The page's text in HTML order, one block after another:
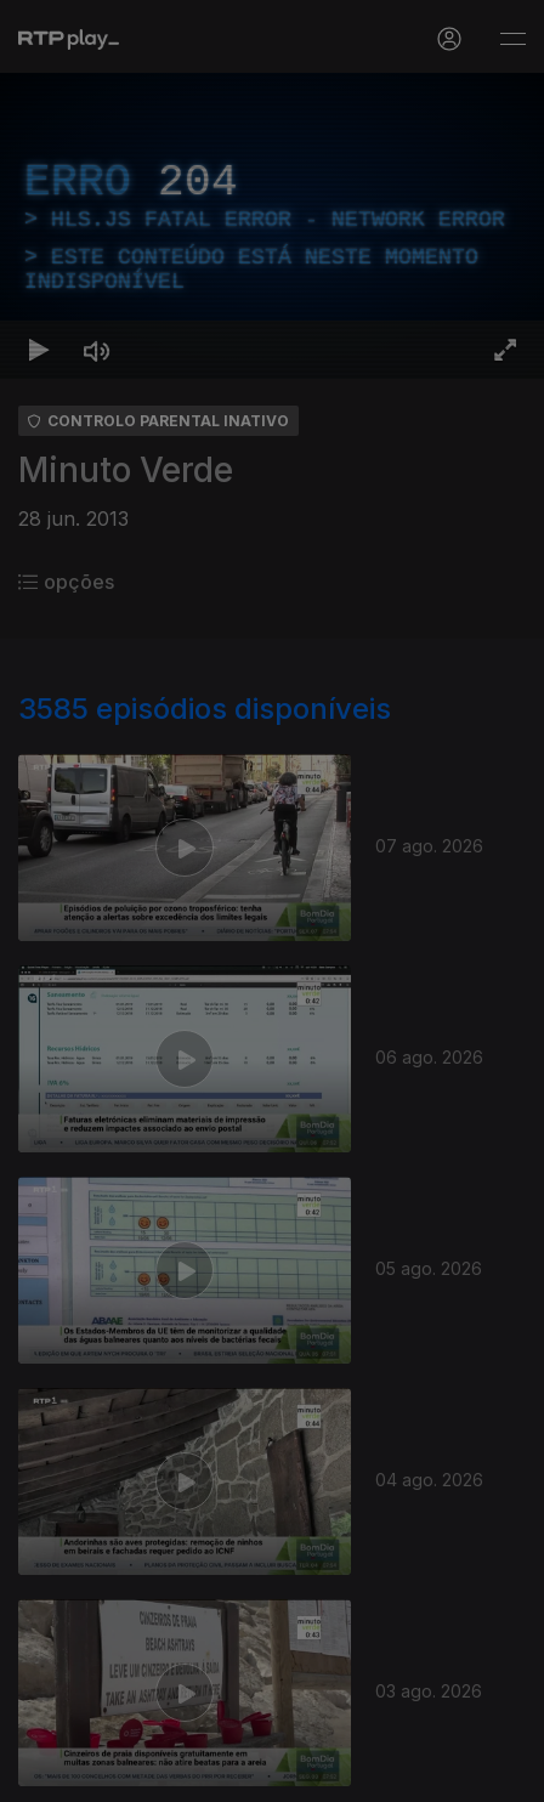
ERRO 204
HLS.JS FATAL ERROR - NETWORK ERROR
ESTE CONTEÚDO ESTÁ NESTE MOMENTO
INDISPONÍVEL
CONTROLO PARENTAL INATIVO
Minuto Verde
28 jun. 2013
opções
3585 episódios disponíveis
07 ago. 2026
06 ago. 2026
05 ago. 2026
04 ago. 2026
03 ago. 2026